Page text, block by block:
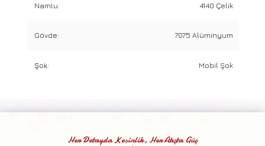
Namlu: 4140 Çelik
Gövde: 7075 Alüminyum
Şok: Mobil Şok
Her Detayda Kesinlik, Her Atışta Güç